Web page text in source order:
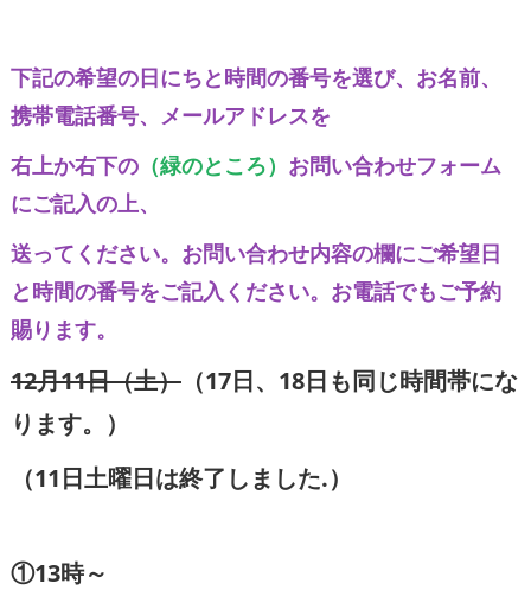
下記の希望の日にちと時間の番号を選び、お名前、
携帯電話番号、メールアドレスを
右上か右下の（緑のところ） ​​​お問い合わせフォーム
にご記入の上、
送ってください。お問い合わせ内容の欄にご希望日
と時間の番号をご記入ください。 お電話でもご予約
賜ります。
12月11日（土）（17日、18日も同じ時間帯にな
ります。）
（11日土曜日は終了しました.）
①13時～